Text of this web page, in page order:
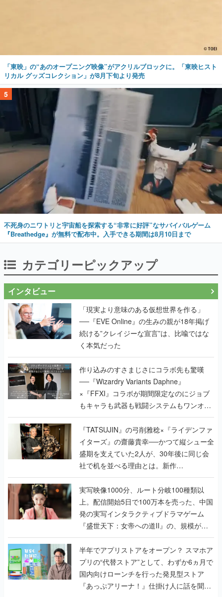
「東映」の“あのオープニング映像”がアクリルブロックに。「東映ヒスト
リカル グッズコレクション」が8月下旬より発売
5
不死身のニワトリと宇宙船を探索する“非常に好評”なサバイバルゲーム
『Breathedge』が無料で配布中。入手できる期間は8月10日まで
カテゴリーピックアップ
インタビュー
「現実より意味のある仮想世界を作る」
──『EVE Online』の生みの親が18年掲げ
続ける”クレイジーな宣言”は、比喩ではな
く本気だった
作り込みのすさまじさにコラボ先も驚嘆
──『Wizardry Variants Daphne』
×『FFXI』コラボが期間限定なのにジョブ
もキャラも武器も戦闘システムもワンオフ
で作り込まれた理由を両ディレクターに聞
く
『TATSUJIN』の弓削雅稔×『ライデンファ
イターズ』の齋藤貴幸──かつて縦シュー全
盛期を支えていた2人が、30年後に同じ会
社で机を並べる理由とは。新作
『TATSUJIN EXTREME』で初タッグを組
んだレジェンド2人に訊く開発秘話
実写映像1000分、ルート分岐100種類以
上。配信開始5日で100万本を売った、中国
発の実写インタラクティブドラマゲーム
『盛世天下：女帝への道II』の、規模が違
うこだわりをプロデューサーに聞いた
半年でアプリストアをオープン？ スマホア
プリの“代替ストア”として、わずか6ヵ月で
国内向けローンチを行った発見型ストア
『あっぷアリーナ！』仕掛け人に話を聞い